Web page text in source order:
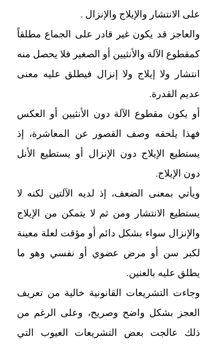
على الانتشار والإيلاج والإنزال .
والعاجز قد يكون غير قادر على الجماع مطلقاً
كمقطوع الآلة والأنثيين أو الصغير فلا يحصل منه
انتشار ولا إيلاج ولا إنزال فيطلق عليه معنى
عديم القدرة.
أو يكون مقطوع الآلة دون الأنثيين أو العكس
فهذا يلحقه وصف القصور عن المعاشرة، إذ
يستطيع الإيلاج دون الإنزال أو يستطيع الأنل
دون الإيلاج.
ويأتي بمعنى الضعف، إذ لديه الآلتين لكنه لا
يستطيع الانتشار ومن ثم لا يتمكن من الإيلاج
والإنزال سواء بشكل دائم أو مؤقت لعلة معينة
لكبر سن أو مرض عضوي أو نفسي وهو ما
يطلق عليه بالعنين.
وجاءت التشريعات القانونية خالية من تعريف
العجز بشكل واضح وصريح، وعلى الرغم من
ذلك عالجت بعض التشريعات العيوب التي